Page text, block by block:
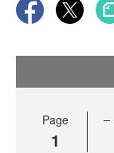
Page
1